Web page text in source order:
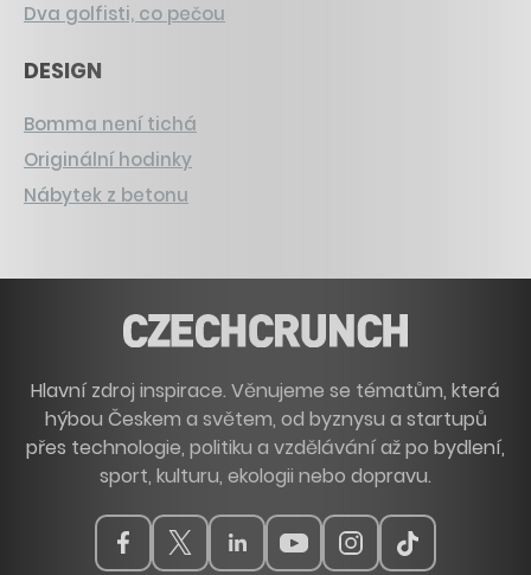
Dva golfisti, co pečou
DESIGN
Bomma není tichá
Originální hodinky
Nábytek z betonu
Hlavní zdroj inspirace. Věnujeme se tématům, která
hýbou Českem a světem, od byznysu a startupů
přes technologie, politiku a vzdělávání až po bydlení,
sport, kulturu, ekologii nebo dopravu.